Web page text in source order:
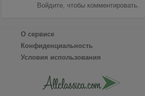
Войдите, чтобы комментировать.
О сервисе
Конфиденциальность
Условия использования